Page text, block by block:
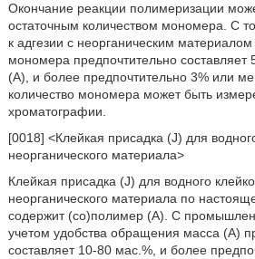
Окончание реакции полимеризации
остаточным количеством мономера. С
к адгезии с неорганическим материалом
мономера предпочтительно
(A), и более предпочтительно 3% или
количество мономера может быть
хроматографии.
[0018] <Клейкая присадка (J) для
неорганического материала>
Клейкая присадка (J) для водного
неорганического материала по
содержит (со)полимер (A). С
учетом удобства обращения масса (A)
составляет 10-80 мас.%, и более